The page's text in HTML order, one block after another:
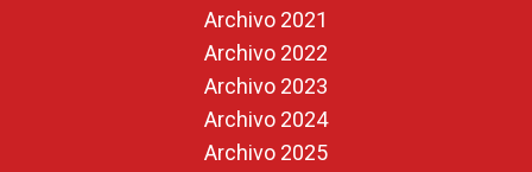
Archivo 2021
Archivo 2022
Archivo 2023
Archivo 2024
Archivo 2025